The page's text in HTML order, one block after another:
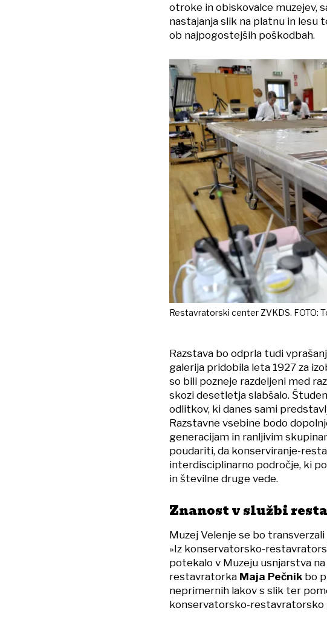
otroke in obiskovalce muzejev,
nastajanja slik na platnu in
ob najpogostejših poškodbah.
Restavratorski center ZVKDS. FOTO:
Razstava bo odprla tudi
galerija pridobila leta 1927 za
so bili pozneje razdeljeni med
skozi desetletja slabšalo.
odlitkov, ki danes sami
Razstavne vsebine bodo
generacijam in ranljivim
poudariti, da konserviranje-
interdisciplinarno področje, ki
in številne druge vede.
Znanost v službi
Muzej Velenje se bo
»Iz konservatorsko-
potekalo v Muzeju usnjarstva
restavratorka Maja Pečnik bo
neprimernih lakov s slik ter
konservatorsko-restavratorsko